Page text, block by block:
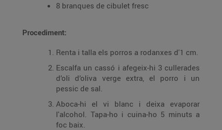
8 branques de cibulet fresc
Procediment:
Renta i talla els porros a rodanxes d'1 cm.
Escalfa un cassó i afegeix-hi 3 cullerades
d’oli d’oliva verge extra, el porro i un
pessic de sal.
Aboca-hi el vi blanc i deixa evaporar
l'alcohol. Tapa-ho i cuina-ho 5 minuts a
foc baix.